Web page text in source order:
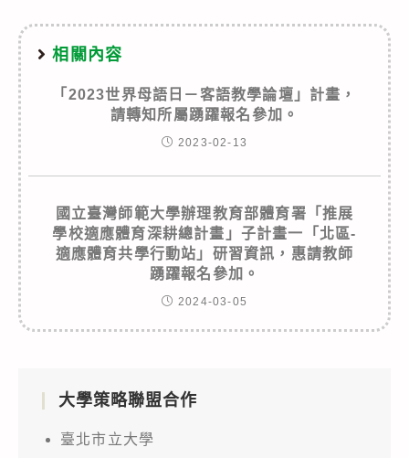
相關內容
「2023世界母語日－客語教學論壇」計畫，
請轉知所屬踴躍報名參加。
2023-02-13
國立臺灣師範大學辦理教育部體育署「推展
學校適應體育深耕總計畫」子計畫一「北區-
適應體育共學行動站」研習資訊，惠請教師
踴躍報名參加。
2024-03-05
大學策略聯盟合作
臺北市立大學